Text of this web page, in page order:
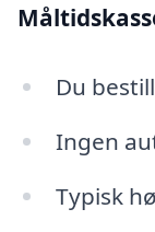
Du
Ingen
Typisk